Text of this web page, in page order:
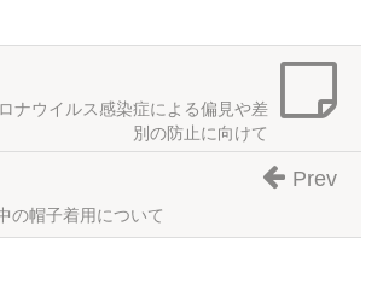
ナウイルス感染症による偏見や差
別の防止に向けて
の帽子着用について
Prev